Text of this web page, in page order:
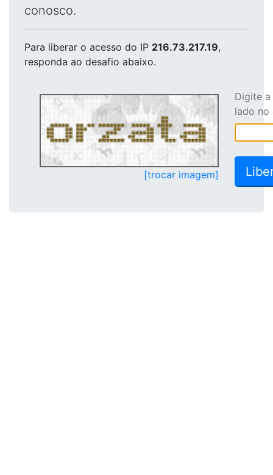
conosco.
Para liberar o acesso do IP 216.73.217.19,
responda ao desafio abaixo.
[trocar imagem]
Digite
lado no